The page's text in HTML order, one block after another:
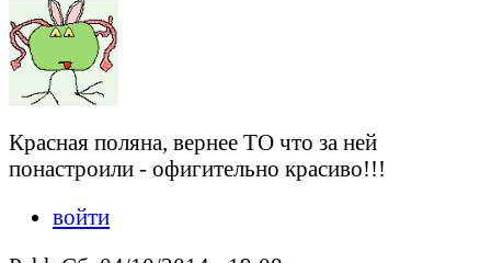
Красная поляна, вернее ТО что за ней
понастроили - офигительно красиво!!!
войти